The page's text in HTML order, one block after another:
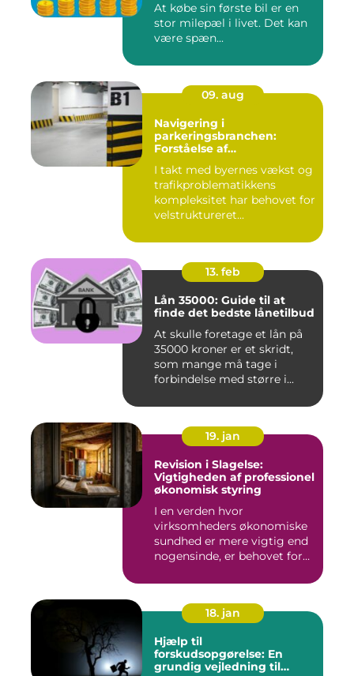
At købe sin første bil er en
stor milepæl i livet. Det kan
være spæn...
09. aug
Navigering i
parkeringsbranchen:
Forståelse af
I takt med byernes vækst og
trafikproblematikkens
kompleksitet har behovet for
velstruktureret...
13. feb
Lån 35000: Guide til at
finde det bedste lånetilbud
At skulle foretage et lån på
35000 kroner er et skridt,
som mange må tage i
forbindelse med større i...
19. jan
Revision i Slagelse:
Vigtigheden af professionel
økonomisk styring
I en verden hvor
virksomheders økonomiske
sundhed er mere vigtig end
nogensinde, er behovet for
18. jan
Hjælp til
forskudsopgørelse: En
grundig vejledning til